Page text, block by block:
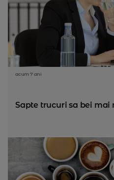
acum 7 ani
Sapte trucuri sa bei